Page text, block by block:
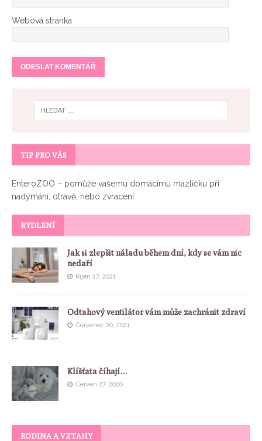
Webová stránka
TIP PRO VÁS
EnteroZOO – pomůže vašemu domácímu mazlíčku při
nadýmání, otravě, nebo zvracení.
BYDLENÍ
Jak si zlepšit náladu během dní, kdy se vám nic
nedaří
Říjen 27, 2021
Odtahový ventilátor vám může zachránit zdraví
Červenec 26, 2021
Klíšťata číhají…
Červen 27, 2020
RODINA A VZTAHY